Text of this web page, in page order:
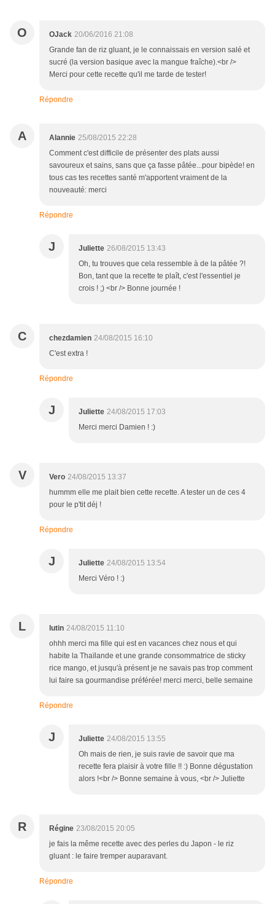
O OJack 20/06/2016 21:08
Grande fan de riz gluant, je le connaissais en version salé et
sucré (la version basique avec la mangue fraîche).<br />
Merci pour cette recette qu'il me tarde de tester!
Répondre
A Alannie 25/08/2015 22:28
Comment c'est difficile de présenter des plats aussi
savoureux et sains, sans que ça fasse pâtée...pour bipède! en
tous cas tes recettes santé m'apportent vraiment de la
nouveauté: merci
Répondre
J Juliette 26/08/2015 13:43
Oh, tu trouves que cela ressemble à de la pâtée ?!
Bon, tant que la recette te plaît, c'est l'essentiel je
crois ! ;) <br /> Bonne journée !
C chezdamien 24/08/2015 16:10
C'est extra !
Répondre
J Juliette 24/08/2015 17:03
Merci merci Damien ! :)
V Vero 24/08/2015 13:37
hummm elle me plait bien cette recette. A tester un de ces 4
pour le p'tit déj !
Répondre
J Juliette 24/08/2015 13:54
Merci Véro ! :)
L lutin 24/08/2015 11:10
ohhh merci ma fille qui est en vacances chez nous et qui
habite la Thaïlande et une grande consommatrice de sticky
rice mango, et jusqu'à présent je ne savais pas trop comment
lui faire sa gourmandise préférée! merci merci, belle semaine
Répondre
J Juliette 24/08/2015 13:55
Oh mais de rien, je suis ravie de savoir que ma
recette fera plaisir à votre fille !! :) Bonne dégustation
alors !<br /> Bonne semaine à vous, <br /> Juliette
R Régine 23/08/2015 20:05
je fais la même recette avec des perles du Japon - le riz
gluant : le faire tremper auparavant.
Répondre